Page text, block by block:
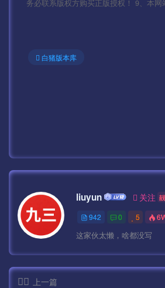
务必联系版权方购买正版授权！ 9、本
白猪版本库
liuyun 关注
942 0 5
这家伙太懒，啥都没写
上一篇